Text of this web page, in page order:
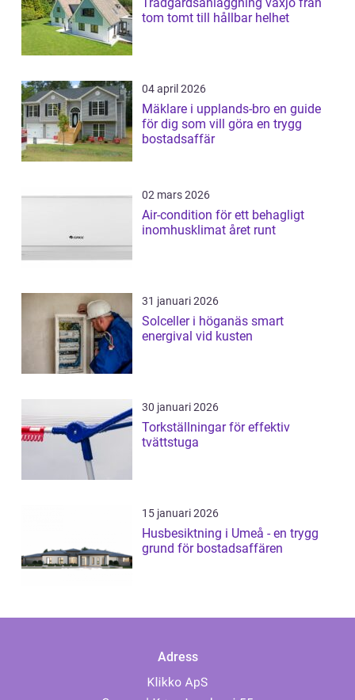
tom tomt till hållbar helhet
04 april 2026
Mäklare i upplands-bro en guide
för dig som vill göra en trygg
bostadsaffär
02 mars 2026
Air-condition för ett behagligt
inomhusklimat året runt
31 januari 2026
Solceller i höganäs smart
energival vid kusten
30 januari 2026
Torkställningar för effektiv
tvättstuga
15 januari 2026
Husbesiktning i Umeå - en trygg
grund för bostadsaffären
Adress